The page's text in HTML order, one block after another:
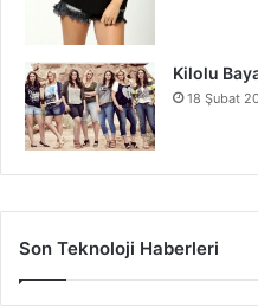
Kilolu
18 Şubat
Son Teknoloji Haberleri